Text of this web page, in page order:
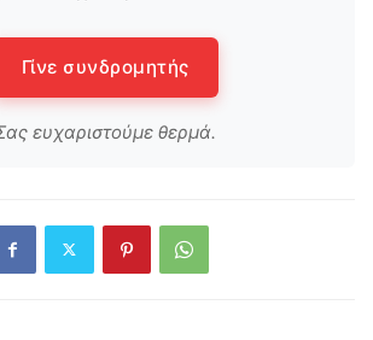
Γίνε συνδρομητής
ευχαριστούμε θερμά.